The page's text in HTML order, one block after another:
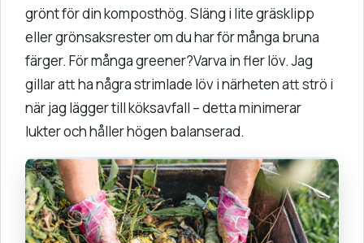
grönt för din komposthög. Släng i lite gräsklipp
eller grönsaksrester om du har för många bruna
färger. För många greener?Varva in fler löv. Jag
gillar att ha några strimlade löv i närheten att strö i
när jag lägger till köksavfall – detta minimerar
lukter och håller högen balanserad.